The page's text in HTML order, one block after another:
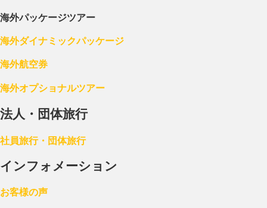
海外パッケージツアー
海外ダイナミックパッケージ
海外航空券
海外オプショナルツアー
法人・団体旅行
社員旅行・団体旅行
インフォメーション
お客様の声